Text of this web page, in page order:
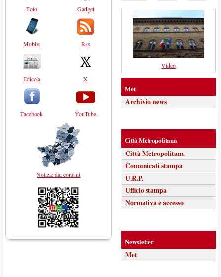
Foto
Mobile
Edicola
Facebook
Gadget
Rss
X
YouTube
Notizie dai comuni
Video
Met
Archivio news
Città Metropolitana
Città Metropolitana
Comunicati stampa
U.R.P.
Ufficio stampa
Normativa e accesso
Newsletter
Met